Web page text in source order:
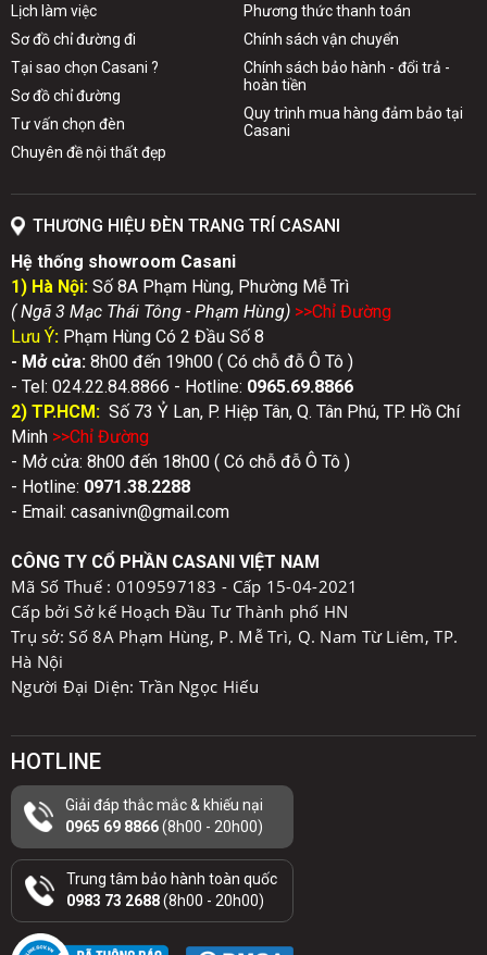
Lịch làm việc
Sơ đồ chỉ đường đi
Tại sao chọn Casani ?
Sơ đồ chỉ đường
Tư vấn chọn đèn
Chuyên đề nội thất đẹp
Phương thức thanh toán
Chính sách vận chuyển
Chính sách bảo hành - đổi trả -
hoàn tiền
Quy trình mua hàng đảm bảo tại
Casani
THƯƠNG HIỆU ĐÈN TRANG TRÍ CASANI
Hệ thống showroom Casani
1) Hà Nội: Số 8A Phạm Hùng, Phường Mễ Trì
( Ngã 3 Mạc Thái Tông - Phạm Hùng) >>Chỉ Đường
Lưu Ý: Phạm Hùng Có 2 Đầu Số 8
- Mở cửa: 8h00 đến 19h00 ( Có chỗ đỗ Ô Tô )
- Tel: 024.22.84.8866 - Hotline: 0965.69.8866
2) TP.HCM: Số 73 Ỷ Lan, P. Hiệp Tân, Q. Tân Phú, TP. Hồ Chí
Minh >>Chỉ Đường
- Mở cửa: 8h00 đến 18h00 ( Có chỗ đỗ Ô Tô )
- Hotline: 0971.38.2288
- Email: casanivn@gmail.com
CÔNG TY CỔ PHẦN CASANI VIỆT NAM
Mã Số Thuế : 0109597183 - Cấp 15-04-2021
Cấp bởi Sở kế Hoạch Đầu Tư Thành phố HN
Trụ sở: Số 8A Phạm Hùng, P. Mễ Trì, Q. Nam Từ Liêm, TP.
Hà Nội
Người Đại Diện: Trần Ngọc Hiếu
HOTLINE
Giải đáp thắc mắc & khiếu nại
0965 69 8866(8h00 - 20h00)
Trung tâm bảo hành toàn quốc
0983 73 2688(8h00 - 20h00)